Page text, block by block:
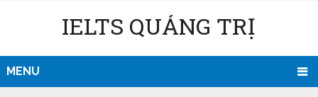
IELTS QUẢNG TRỊ
MENU